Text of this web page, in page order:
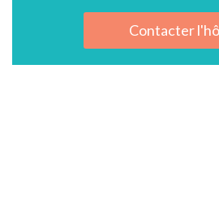
Contacter